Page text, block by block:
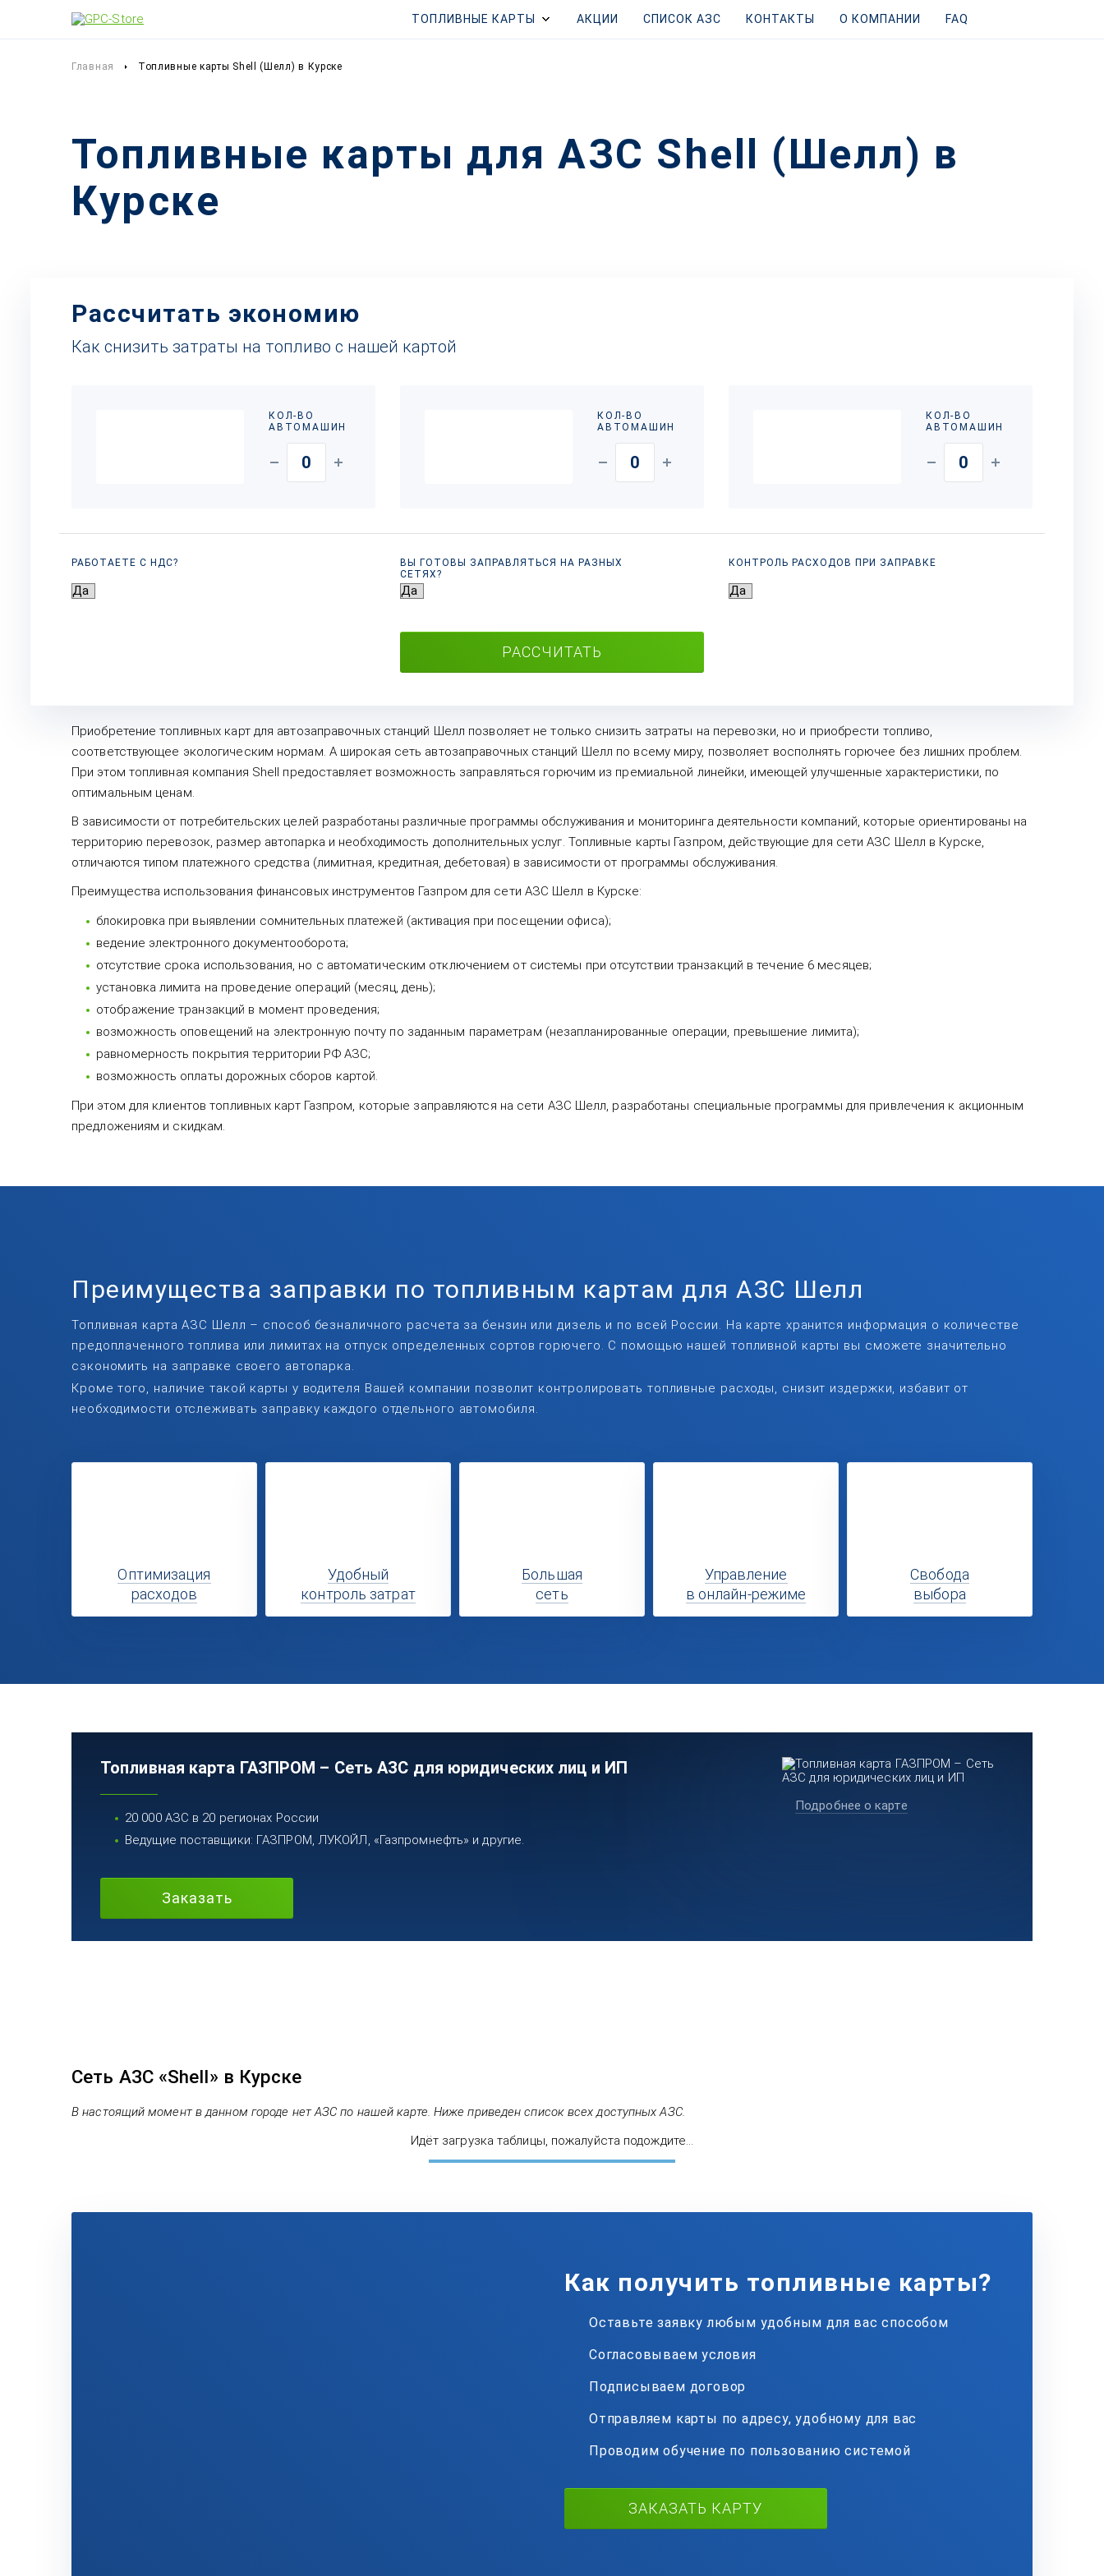
ТОПЛИВНЫЕ КАРТЫ АКЦИИ СПИСОК АЗС КОНТАКТЫ О КОМПАНИИ FAQ
Главная Топливные карты Shell (Шелл) в Курске
Топливные карты для АЗС Shell (Шелл) в
Курске
Рассчитать экономию
Как снизить затраты на топливо с нашей картой
КОЛ-ВО
АВТОМАШИН
КОЛ-ВО
АВТОМАШИН
КОЛ-ВО
АВТОМАШИН
РАБОТАЕТЕ С НДС?
ВЫ ГОТОВЫ ЗАПРАВЛЯТЬСЯ НА РАЗНЫХ
СЕТЯХ?
КОНТРОЛЬ РАСХОДОВ ПРИ ЗАПРАВКЕ
РАССЧИТАТЬ
Приобретение топливных карт для автозаправочных станций Шелл позволяет не только снизить затраты на перевозки, но и приобрести топливо,
соответствующее экологическим нормам. А широкая сеть автозаправочных станций Шелл по всему миру, позволяет восполнять горючее без лишних проблем.
При этом топливная компания Shell предоставляет возможность заправляться горючим из премиальной линейки, имеющей улучшенные характеристики, по
оптимальным ценам.
В зависимости от потребительских целей разработаны различные программы обслуживания и мониторинга деятельности компаний, которые ориентированы на
территорию перевозок, размер автопарка и необходимость дополнительных услуг. Топливные карты Газпром, действующие для сети АЗС Шелл в Курске,
отличаются типом платежного средства (лимитная, кредитная, дебетовая) в зависимости от программы обслуживания.
Преимущества использования финансовых инструментов Газпром для сети АЗС Шелл в Курске:
блокировка при выявлении сомнительных платежей (активация при посещении офиса);
ведение электронного документооборота;
отсутствие срока использования, но с автоматическим отключением от системы при отсутствии транзакций в течение 6 месяцев;
установка лимита на проведение операций (месяц, день);
отображение транзакций в момент проведения;
возможность оповещений на электронную почту по заданным параметрам (незапланированные операции, превышение лимита);
равномерность покрытия территории РФ АЗС;
возможность оплаты дорожных сборов картой.
При этом для клиентов топливных карт Газпром, которые заправляются на сети АЗС Шелл, разработаны специальные программы для привлечения к акционным
предложениям и скидкам.
Преимущества заправки по топливным картам для АЗС Шелл
Топливная карта АЗС Шелл – способ безналичного расчета за бензин или дизель и по всей России. На карте хранится информация о количестве
предоплаченного топлива или лимитах на отпуск определенных сортов горючего. С помощью нашей топливной карты вы сможете значительно
сэкономить на заправке своего автопарка.
Кроме того, наличие такой карты у водителя Вашей компании позволит контролировать топливные расходы, снизит издержки, избавит от
необходимости отслеживать заправку каждого отдельного автомобиля.
Оптимизация
расходов
Удобный
контроль затрат
Большая
сеть
Управление
в онлайн-режиме
Свобода
выбора
Топливная карта ГАЗПРОМ – Сеть АЗС для юридических лиц и ИП
20 000 АЗС в 20 регионах России
Ведущие поставщики: ГАЗПРОМ, ЛУКОЙЛ, «Газпромнефть» и другие.
Заказать
Подробнее о карте
Сеть АЗС «Shell» в Курске
В настоящий момент в данном городе нет АЗС по нашей карте. Ниже приведен список всех доступных АЗС.
Идёт загрузка таблицы, пожалуйста подождите...
Как получить топливные карты?
Оставьте заявку любым удобным для вас способом
Согласовываем условия
Подписываем договор
Отправляем карты по адресу, удобному для вас
Проводим обучение по пользованию системой
ЗАКАЗАТЬ КАРТУ